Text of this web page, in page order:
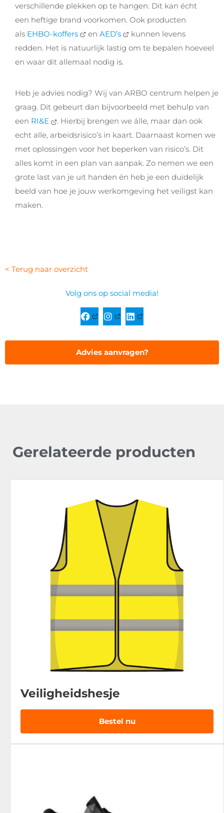
verschillende plekken op te hangen. Dit kan écht
een heftige brand voorkomen. Ook producten
als EHBO-koffers en AED’s
kunnen levens
redden. Het is natuurlijk lastig om te bepalen hoeveel
en waar dit allemaal nodig is.
Heb je advies nodig? Wij van ARBO centrum helpen je
graag. Dit gebeurt dan bijvoorbeeld met behulp van
een RI&E . Hierbij brengen we álle, maar dan ook
echt alle, arbeidsrisico’s in kaart. Daarnaast komen we
met oplossingen voor het beperken van risico’s. Dit
alles komt in een plan van aanpak. Zo nemen we een
grote last van je uit handen én heb je een duidelijk
beeld van hoe je jouw werkomgeving het veiligst kan
maken.
< Terug naar overzicht
Volg ons op social media!
Advies aanvragen?
Gerelateerde producten
Veiligheidshesje
Bestel nu